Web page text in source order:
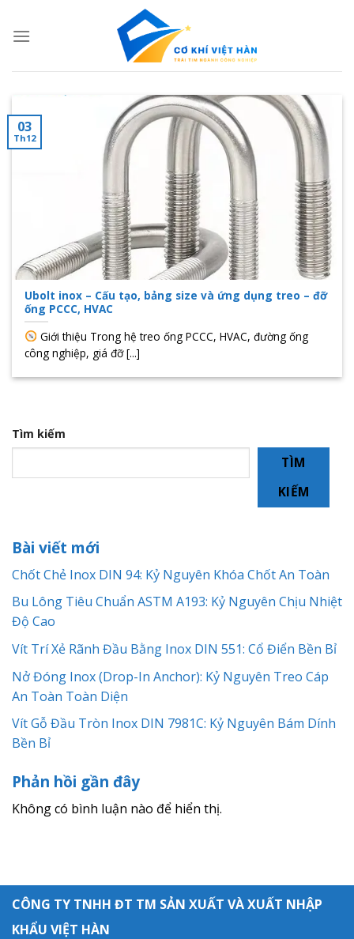
Ubolt inox – Cấu tạo, bảng size và ứng dụng treo – đỡ
ống PCCC, HVAC
Giới thiệu Trong hệ treo ống PCCC, HVAC, đường ống
công nghiệp, giá đỡ [...]
03
Th12
Tìm kiếm
TÌM
KIẾM
Bài viết mới
Chốt Chẻ Inox DIN 94: Kỷ Nguyên Khóa Chốt An Toàn
Bu Lông Tiêu Chuẩn ASTM A193: Kỷ Nguyên Chịu Nhiệt
Độ Cao
Vít Trí Xẻ Rãnh Đầu Bằng Inox DIN 551: Cổ Điển Bền Bỉ
Nở Đóng Inox (Drop-In Anchor): Kỷ Nguyên Treo Cáp
An Toàn Toàn Diện
Vít Gỗ Đầu Tròn Inox DIN 7981C: Kỷ Nguyên Bám Dính
Bền Bỉ
Phản hồi gần đây
Không có bình luận nào để hiển thị.
CÔNG TY TNHH ĐT TM SẢN XUẤT VÀ XUẤT NHẬP
KHẨU VIỆT HÀN